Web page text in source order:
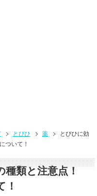
とびひ 薬
とびひに効
ついて！
種類と注意点！
！